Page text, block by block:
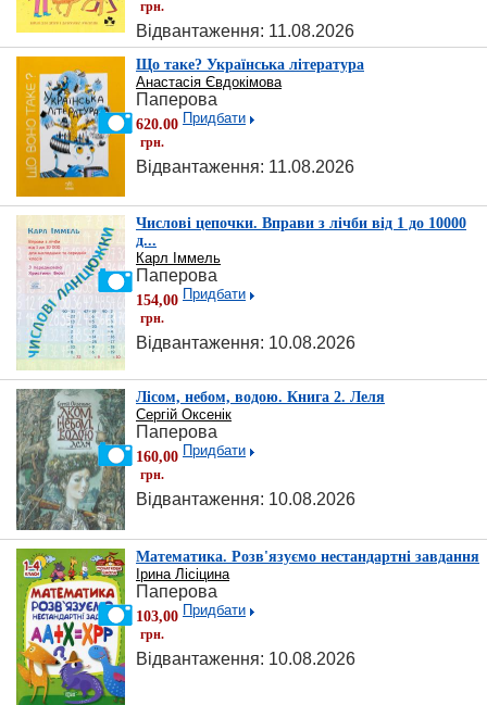
грн.
Відвантаження: 11.08.2026
Що таке? Українська література
Анастасія Євдокімова
Паперова
620.00
грн.
Придбати
Відвантаження: 11.08.2026
Числові цепочки. Вправи з лічби від 1 до 10000
д...
Карл Іммель
Паперова
154,00
грн.
Придбати
Відвантаження: 10.08.2026
Лісом, небом, водою. Книга 2. Леля
Сергій Оксенік
Паперова
160,00
грн.
Придбати
Відвантаження: 10.08.2026
Математика. Розв'язуємо нестандартні завдання
Ірина Лісіцина
Паперова
103,00
грн.
Придбати
Відвантаження: 10.08.2026